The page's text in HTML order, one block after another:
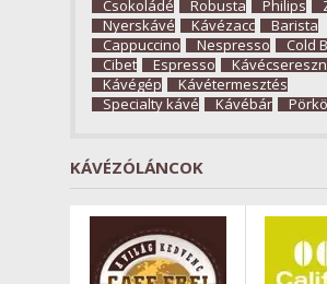
Csokoládé
Robusta Philips
Nyerskávé
Kávézacc
Barista
Cappuccino
Nespresso
Cold
Cibet
Espresso
Kávégép
Kávétermesztés
Specialty kávé
Kávébár
KÁVÉZÓLÁNCOK